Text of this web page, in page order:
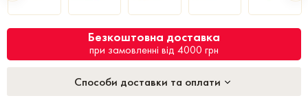
Безкоштовна доставка
при замовленні від 4000 грн
Способи доставки та оплати